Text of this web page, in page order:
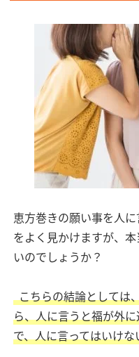
恵方巻きの願い事を人
をよく見かけますが、
いのでしょうか？
こちらの結論としては
ら、人に言うと福が外
で、人に言ってはいけ